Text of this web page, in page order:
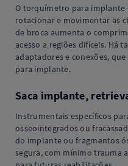
O torquímetro para implante
rotacionar e movimentar as
de broca aumenta o
acesso a regiões difíceis. Há
adaptadores e conexões,
para implante.
Saca implante,
Instrumentais específicos
osseointegrados ou
do implante ou fragmentos
segura, com mínimo trauma